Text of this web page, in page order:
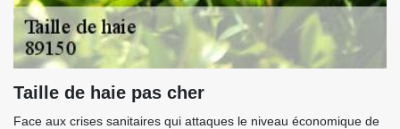
Taille de haie pas cher
Face aux crises sanitaires qui attaques le niveau économique de